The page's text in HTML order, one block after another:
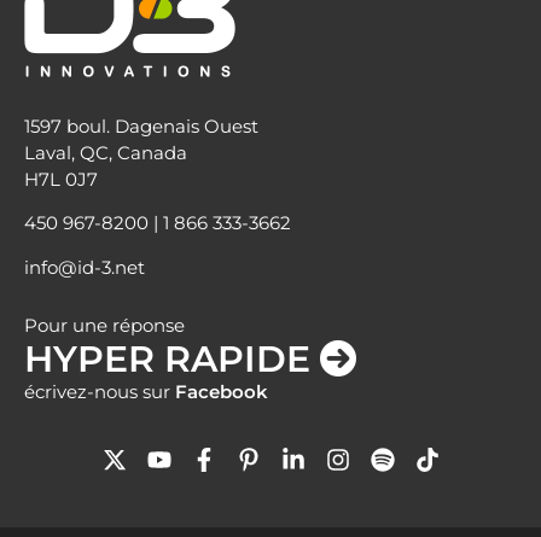
1597 boul. Dagenais Ouest
Laval, QC, Canada
H7L 0J7
450 967-8200 | 1 866 333-3662
info@id-3.net
Pour une réponse
HYPER RAPIDE
écrivez-nous sur Facebook